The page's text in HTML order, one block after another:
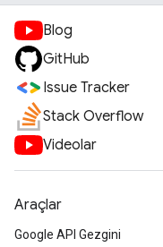
Blog
GitHub
Issue Tracker
Stack Overflow
Videolar
Araçlar
Google API Gezgini